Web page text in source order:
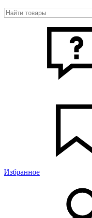
Избранное